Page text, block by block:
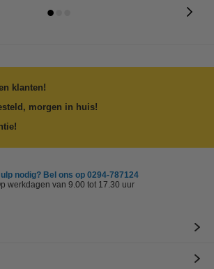
klanten!
morgen in huis!
nodig? Bel ons op 0294-787124
werkdagen van 9.00 tot 17.30 uur